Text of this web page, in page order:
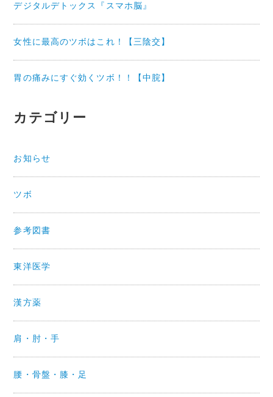
デジタルデトックス『スマホ脳』
女性に最高のツボはこれ！【三陰交】
胃の痛みにすぐ効くツボ！！【中脘】
カテゴリー
お知らせ
ツボ
参考図書
東洋医学
漢方薬
肩・肘・手
腰・骨盤・膝・足